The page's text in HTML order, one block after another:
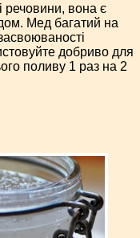
речовини, вона є
Мед багатий на
добриво для
поливу 1 раз на 2